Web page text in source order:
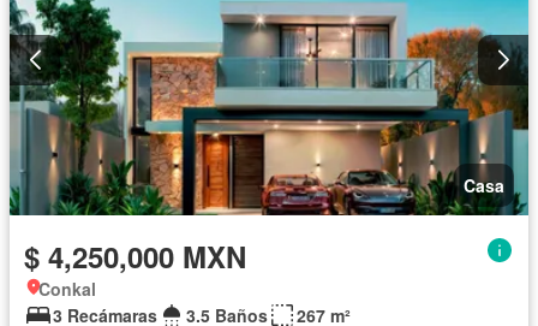
Casa
$ 4,250,000 MXN
Conkal
3 Recámaras
3.5 Baños 267 m²